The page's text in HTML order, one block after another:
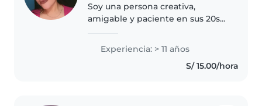
Soy una persona creativa,
amigable y paciente en sus 20s
el cuidado de niños de todas las
edades. Me encanta hacer
manualidades y música con los
Experiencia: > 11 años
S/ 15.00/hora